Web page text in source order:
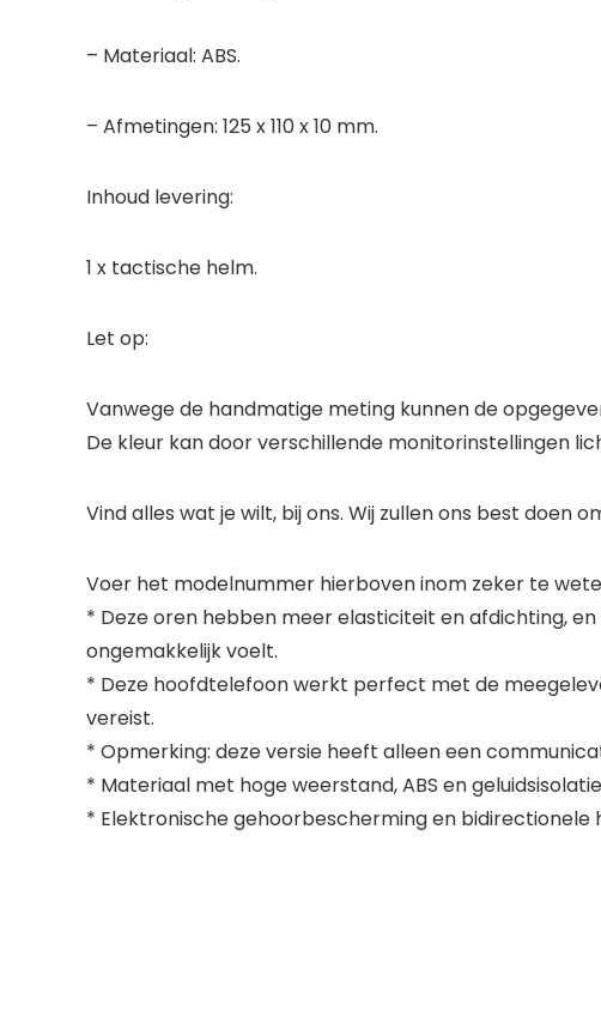
– Materiaal: ABS.
– Afmetingen: 125 x 110 x 10 mm.
Inhoud levering:
1 x tactische helm.
Let op:
Vanwege de handmatige meting kunnen de
De kleur kan door verschillende monitorinstellingen
Vind alles wat je wilt, bij ons. Wij zullen ons best doen
Voer het modelnummer hierboven inom zeker te
* Deze oren hebben meer elasticiteit en afdichting,
ongemakkelijk voelt.
* Deze hoofdtelefoon werkt perfect met de
vereist.
* Opmerking: deze versie heeft alleen een
* Materiaal met hoge weerstand, ABS en
* Elektronische gehoorbescherming en